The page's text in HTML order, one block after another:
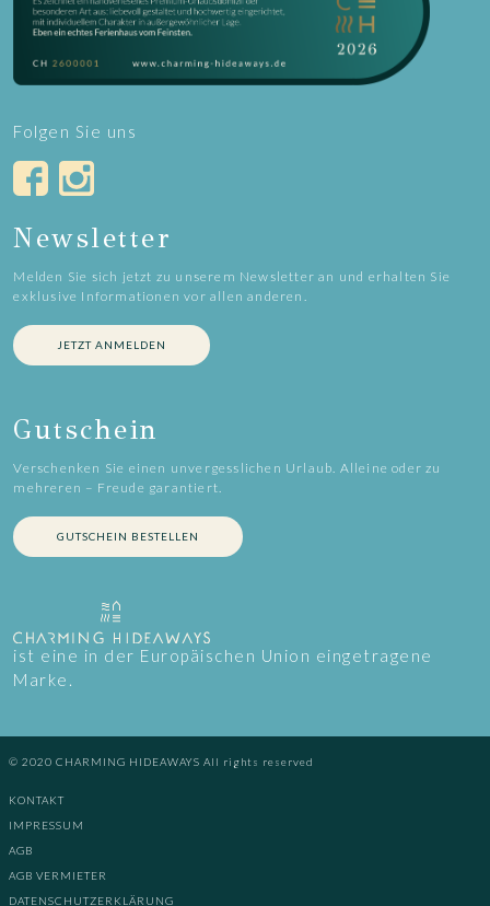
Folgen Sie uns
Newsletter
Melden Sie sich jetzt zu unserem Newsletter an und erhalten Sie
exklusive Informationen vor allen anderen.
JETZT ANMELDEN
Gutschein
Verschenken Sie einen unvergesslichen Urlaub. Alleine oder zu
mehreren – Freude garantiert.
GUTSCHEIN BESTELLEN
ist eine in der Europäischen Union eingetragene
Marke.
© 2020 CHARMING HIDEAWAYS All rights reserved
KONTAKT
IMPRESSUM
AGB
AGB VERMIETER
DATENSCHUTZERKLÄRUNG